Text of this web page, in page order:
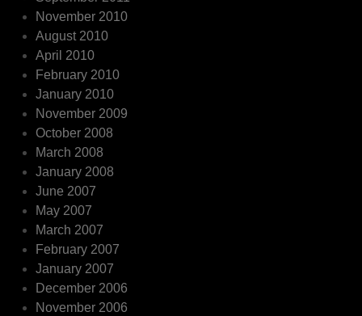
November 2010
August 2010
April 2010
February 2010
January 2010
November 2009
October 2008
March 2008
January 2008
June 2007
May 2007
March 2007
February 2007
January 2007
December 2006
November 2006